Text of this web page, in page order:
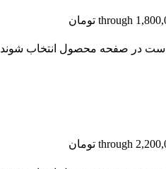
است در صفحه محصول انتخاب شوند